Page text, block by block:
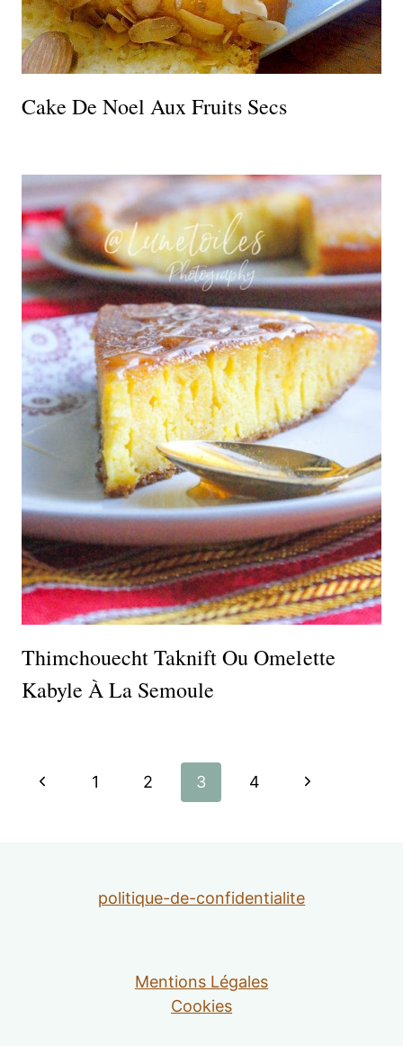
Cake De Noel Aux Fruits Secs
Thimchouecht Taknift Ou Omelette
Kabyle À La Semoule
Navigation
Page
1 2 3 4
Page
politique-de-confidentialite
Mentions Légales
Cookies